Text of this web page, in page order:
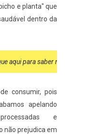
e planta" que
dentro da
aqui para saber mais
consumir, pois
apelando
e
não prejudica em